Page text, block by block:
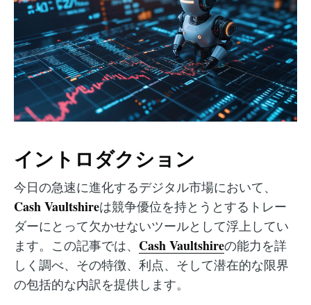
イントロダクション
今日の急速に進化するデジタル市場において、
Cash Vaultshireは競争優位を持とうとするトレー
ダーにとって欠かせないツールとして浮上してい
ます。この記事では、 Cash Vaultshireの能力を詳
しく調べ、その特徴、利点、そして潜在的な限界
の包括的な内訳を提供します。